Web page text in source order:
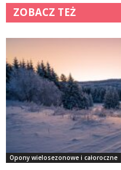
ZOBACZ TEŻ
Opony wielosezonowe i całoroczne